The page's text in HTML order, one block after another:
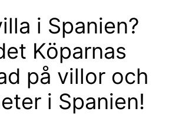
i Spanien?
Köparnas
på villor och
i Spanien!